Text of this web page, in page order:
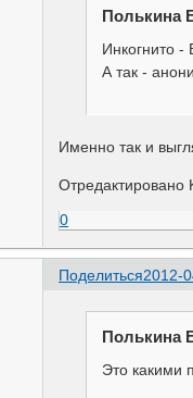
Полькина
Инкогнито -
А так -
Именно так и
Отредактировано
0
Поделиться2012-
Полькина
Это какими